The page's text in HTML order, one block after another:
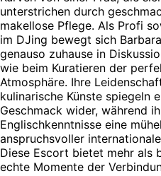
unterstrichen durch
makellose Pflege. Als Profi
im DJing bewegt sich
genauso zuhause in
wie beim Kuratieren der
Atmosphäre. Ihre
kulinarische Künste spiegeln
Geschmack wider, während
Englischkenntnisse eine
anspruchsvoller
Diese Escort bietet mehr als
echte Momente der